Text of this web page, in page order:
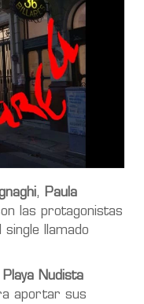
,
Paula
las protagonistas
single llamado
Playa Nudista
aportar sus